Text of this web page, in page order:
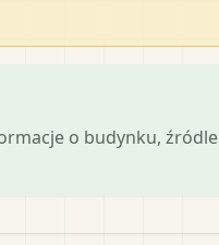
o budynku, źródle